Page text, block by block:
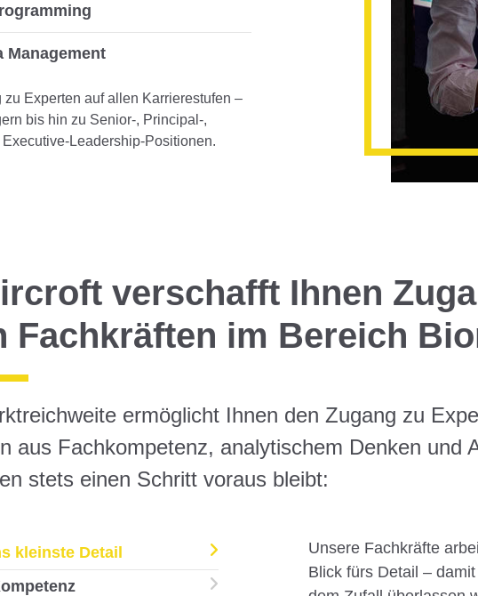
Management
Experten auf allen Karrierestufen –
bis hin zu Senior-, Principal-,
Leadership-Positionen.
verschafft Ihnen
Fachkräften im Bereich
ermöglicht Ihnen den Zugang zu
aus Fachkompetenz, analytischem Denken und
stets einen Schritt voraus bleibt:
kleinste Detail
Unsere Fachkräfte
Blick fürs Detail –